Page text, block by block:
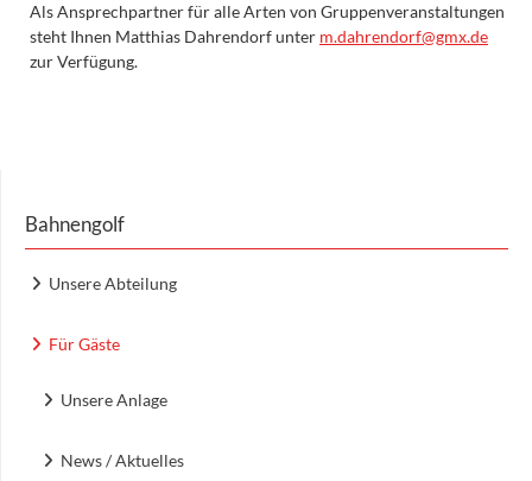
Als Ansprechpartner für alle Arten von Gruppenveranstaltungen
steht Ihnen Matthias Dahrendorf unter m.dahrendorf@gmx.de
zur Verfügung.
Bahnengolf
Unsere Abteilung
Für Gäste
Unsere Anlage
News / Aktuelles